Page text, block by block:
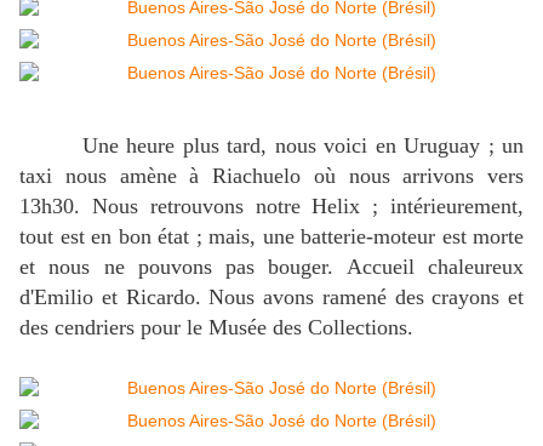
Une heure plus tard, nous voici en Uruguay ; un
taxi nous amène à Riachuelo où nous arrivons vers
13h30. Nous retrouvons notre Helix ; intérieurement,
tout est en bon état ; mais, une batterie-moteur est morte
et nous ne pouvons pas bouger. Accueil chaleureux
d'Emilio et Ricardo. Nous avons ramené des crayons et
des cendriers pour le Musée des Collections.